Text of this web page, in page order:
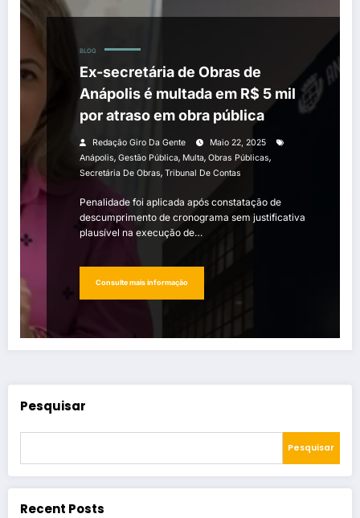
BLOG
Ex-secretária de Obras de
Anápolis é multada em R$ 5 mil
por atraso em obra pública
Redação Giro Da Gente
Maio 22, 2025
Anápolis, Gestão Pública, Multa, Obras Públicas,
Secretária De Obras, Tribunal De Contas
Penalidade foi aplicada após constatação de
descumprimento de cronograma sem justificativa
plausível na execução de…
Consulte mais informação
Pesquisar
Pesquisar
Recent Posts